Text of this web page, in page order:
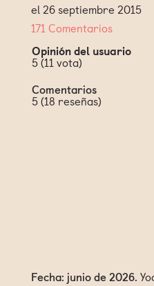
el 26 septiembre 2015
171 Comentarios
Opinión del usuario
5(11vota)
Comentarios
5(18 reseñas)
Fecha: junio de 2026.